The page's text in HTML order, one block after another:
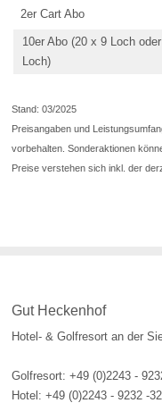
2er Cart Abo
10er Abo (20 x 9 Loch
Loch)
Stand: 03/2025
Preisangaben und
vorbehalten. Sonderaktionen
Preise verstehen sich inkl. der
Gut Heckenhof
Hotel- & Golfresort an der
Golfresort: +49 (0)2243 -
Hotel: +49 (0)2243 - 9232 -32